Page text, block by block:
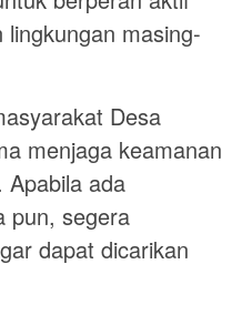
masing-
Desa
menjaga keamanan
Apabila ada
pun, segera
dapat dicarikan